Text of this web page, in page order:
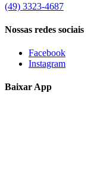
(49) 3323-4687
Nossas redes sociais
Facebook
Instagram
Baixar App